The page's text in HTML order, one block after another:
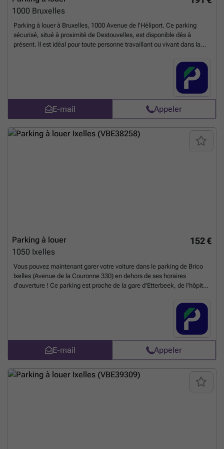
1000 Bruxelles
Parking à louer à Bruxelles, 1000 Avenue de l'Héliport. Ce parking
sécurisé, situé à proximité de Destouvelles, est disponible dès à
présent. Il est idéal pour toute personne travaillant ou vivant dans la
connaître toutes les options disponibles. Vous pouvez réserver
utm_source=ubiflow&utm_medium=referral&utm_campaign=parking
_listing&utm_content=beEn savoir plus ?
E-mail Appeler
152 €
Parking à louer
1050 Ixelles
Vous pouvez maintenant garer votre voiture dans le parking de Brico
Ixelles (Avenue de la Couronne 330) en dehors de ses horaires
d'ouverture ! Ce parking est proche de la gare d'Etterbeek, de l'hôpital
pratique pour les résidents du quartier ! Places disponibles limitées, ne
manquez pas votre chance, abonnez-vous à ce parking maintenant !
Vous pouvez réserver directement votre parking sur le lien suivant :
### %20-%20elsene/avenue-de-la-couronne-330-ixelles-2742?
utm_source=ubiflow&utm_medium=referral&utm_campaign=parking
_listing&utm_content=be
E-mail Appeler